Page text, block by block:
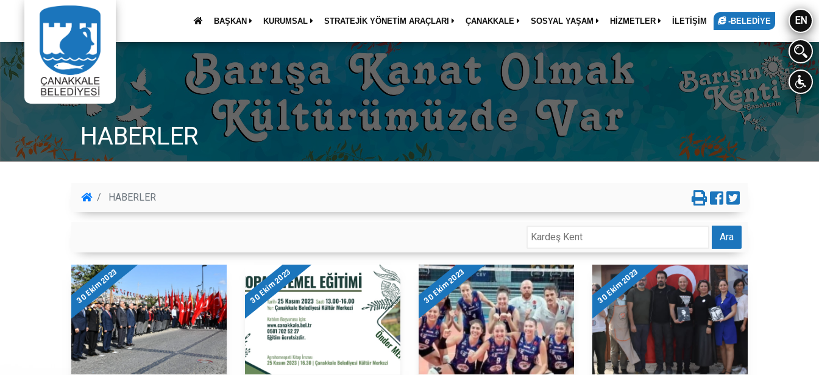
BAŞKAN KURUMSAL STRATEJİK YÖNETİM ARAÇLARI ÇANAKKALE SOSYAL YAŞAM HİZMETLER İLETİŞİM -BELEDİYE EN
HABERLER
HABERLER
Ara
30 Ekim 2023 30 Ekim 2023 30 Ekim 2023 30 Ekim 2023